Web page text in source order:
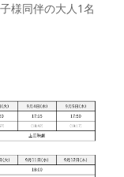
様同伴の大人1名